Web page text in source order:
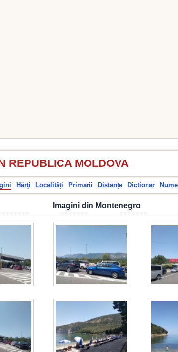
REPUBLICA MOLDOVA
Hărţi Localități Primarii Distanțe Dictionar Nume
Imagini din Montenegro